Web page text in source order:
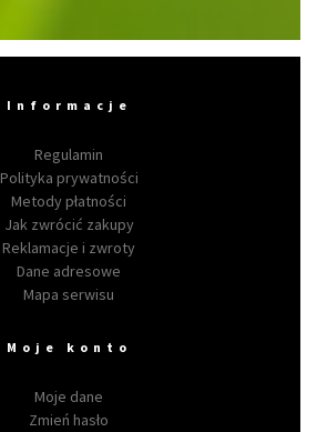
Informacje
Regulamin
Polityka prywatności
Metody płatności
Jak zwrócić zakupy
Reklamacje i zwroty
Dane adresowe
Mapa serwisu
Moje konto
Moje dane
Zmień hasło